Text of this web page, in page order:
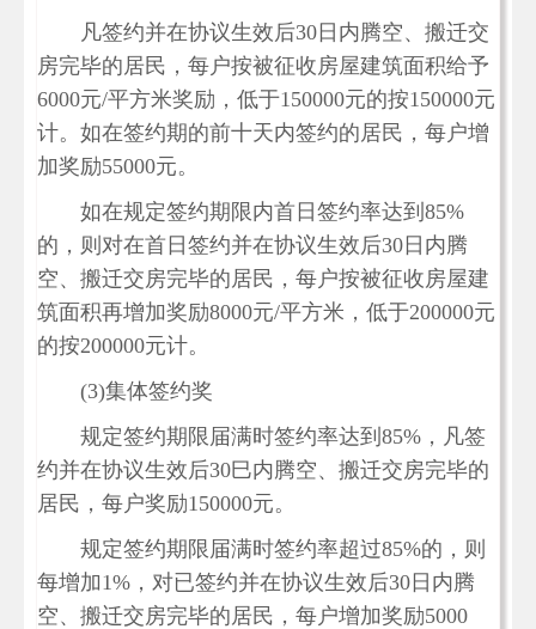
凡签约并在协议生效后30日内腾空、搬迁交
房完毕的居民，每户按被征收房屋建筑面积给予
6000元/平方米奖励，低于150000元的按150000元
计。如在签约期的前十天内签约的居民，每户增
加奖励55000元。
如在规定签约期限内首日签约率达到85%
的，则对在首日签约并在协议生效后30日内腾
空、搬迁交房完毕的居民，每户按被征收房屋建
筑面积再增加奖励8000元/平方米，低于200000元
的按200000元计。
(3)集体签约奖
规定签约期限届满时签约率达到85%，凡签
约并在协议生效后30巳内腾空、搬迁交房完毕的
居民，每户奖励150000元。
规定签约期限届满时签约率超过85%的，则
每增加1%，对已签约并在协议生效后30日内腾
空、搬迁交房完毕的居民，每户增加奖励5000